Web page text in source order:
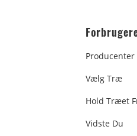
Producenter
Vælg Træ
Hold Træet
Vidste Du